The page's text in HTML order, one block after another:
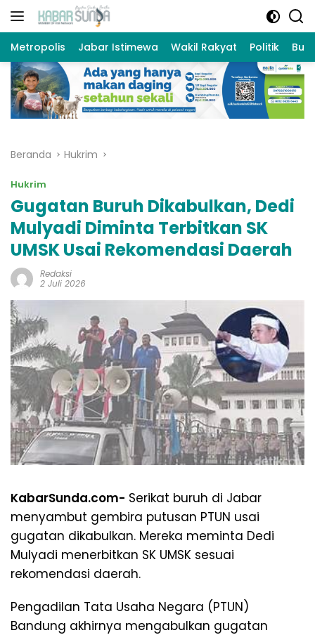
Langsung
Metropolis Jabar Istimewa Wakil Rakyat Politik
Beranda Hukrim
Hukrim
Gugatan Buruh Dikabulkan, Dedi
Mulyadi Diminta Terbitkan SK
UMSK Usai Rekomendasi Daerah
Redaksi
2 Juli 2026
KabarSunda.com- Serikat buruh di Jabar
menyambut gembira putusan PTUN usai
gugatan dikabulkan. Mereka meminta Dedi
Mulyadi menerbitkan SK UMSK sesuai
rekomendasi daerah.
Pengadilan Tata Usaha Negara (PTUN)
Bandung akhirnya mengabulkan gugatan